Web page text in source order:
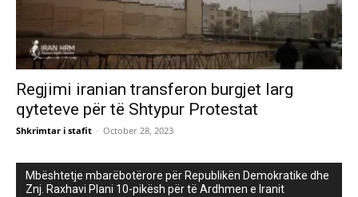
Regjimi iranian transferon burgjet larg
qyteteve për të Shtypur Protestat
Shkrimtar i stafit - October 28, 2023
Mbështetje mbarëbotërore për Republikën Demokratike dhe
Znj. Raxhavi Plani 10-pikësh për të Ardhmen e Iranit